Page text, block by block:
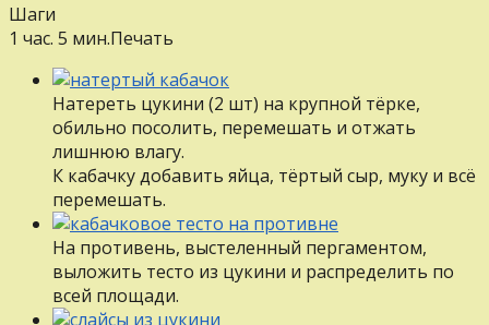
Шаги
1 час. 5 мин.Печать
Натереть цукини (2 шт) на крупной тёрке,
обильно посолить, перемешать и отжать
лишнюю влагу.
К кабачку добавить яйца, тёртый сыр, муку и всё
перемешать.
На противень, выстеленный пергаментом,
выложить тесто из цукини и распределить по
всей площади.